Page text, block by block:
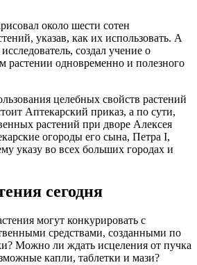
около шести сотен
указав, как их использовать. А
создал учение о
растении одновременно и полезного
целебных свойств растений
Аптекарский приказ, а по сути,
растений при дворе Алексея
огороды его сына, Петра I,
указу во всех больших городах и
сегодня
могут конкурировать с
средствами, созданными по
Можно ли ждать исцеления от пучка
капли, таблетки и мази?